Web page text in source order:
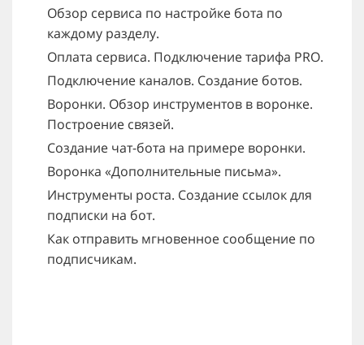
Обзор сервиса по настройке бота по
каждому разделу.
Оплата сервиса. Подключение тарифа PRO.
Подключение каналов. Создание ботов.
Воронки. Обзор инструментов в воронке.
Построение связей.
Создание чат-бота на примере воронки.
Воронка «Дополнительные письма».
Инструменты роста. Создание ссылок для
подписки на бот.
Как отправить мгновенное сообщение по
подписчикам.